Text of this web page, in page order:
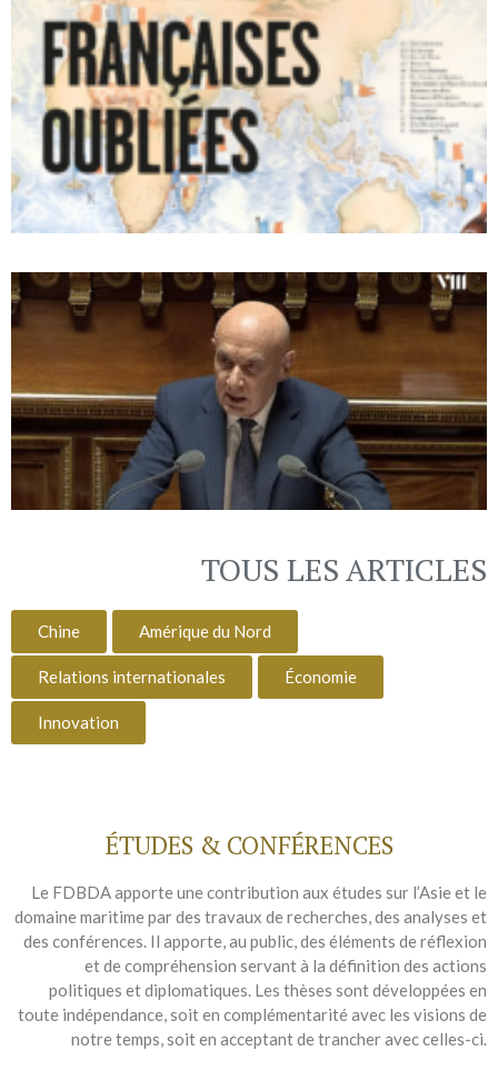
TOUS LES ARTICLES
Chine Amérique du Nord
Relations internationales Économie
Innovation
ÉTUDES & CONFÉRENCES
Le FDBDA apporte une contribution aux études sur l’Asie et le
domaine maritime par des travaux de recherches, des analyses et
des conférences. Il apporte, au public, des éléments de réflexion
et de compréhension servant à la définition des actions
politiques et diplomatiques. Les thèses sont développées en
toute indépendance, soit en complémentarité avec les visions de
notre temps, soit en acceptant de trancher avec celles-ci.